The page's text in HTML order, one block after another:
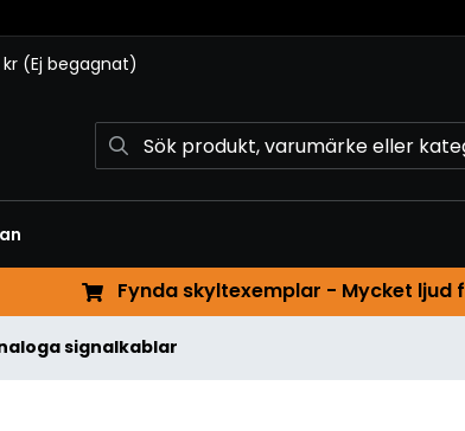
(Ej begagnat)
Fynda skyltexemplar - Mycket ljud
signalkablar